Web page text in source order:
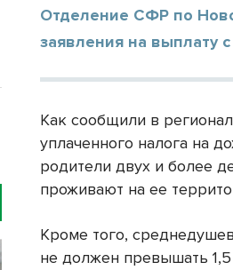
Отделение СФР по
заявления на выплату
Как сообщили в
уплаченного налога на
родители двух и более
проживают на ее
Кроме того,
не должен превышать